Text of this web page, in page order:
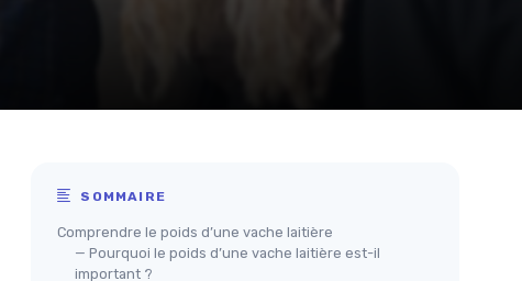
SOMMAIRE
Comprendre le poids d’une vache laitière
— Pourquoi le poids d’une vache laitière est-il
important ?